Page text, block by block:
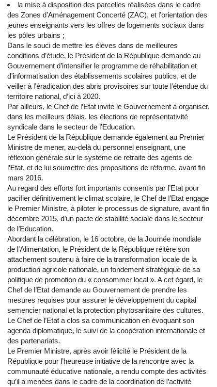
la mise à disposition des parcelles réalisées dans le cadre
des Zones d’Aménagement Concerté (ZAC), et l’orientation des
jeunes enseignants vers les offres de logements sociaux dans
les pôles urbains ;
Dans le souci de mettre les élèves dans de meilleures
conditions d’étude, le Président de la République demande au
Gouvernement d’intensifier le programme de réhabilitation et
d’informatisation des établissements scolaires publics, et de
veiller à l’éradication des abris provisoires sur toute l’étendue du
territoire national, d’ici à 2020.
Par ailleurs, le Chef de l’Etat invite le Gouvernement à organiser,
dans les meilleurs délais, les élections de représentativité
syndicale dans le secteur de l’Education.
Le Président de la République demande également au Premier
Ministre de mener, au-delà du personnel enseignant, une
réflexion générale sur le système de retraite des agents de
l’Etat, et de lui soumettre des propositions de réforme, avant fin
mars 2016.
Au regard des efforts fort importants consentis par l’Etat pour
pacifier définitivement le climat scolaire, le Chef de l’Etat engage
le Premier Ministre, à piloter le processus de signature, avant fin
décembre 2015, d’un pacte de stabilité sociale dans le secteur
de l’Education.
Abordant la célébration, le 16 octobre, de la Journée mondiale
de l’Alimentation, le Président de la République réitère son
attachement soutenu à faire de la transformation locale de la
production agricole nationale, un fondement stratégique de sa
politique de promotion du « consommer local ». A cet égard, le
Chef de l’Etat demande au Gouvernement de prendre les
mesures requises pour assurer le développement du capital
semencier national et la protection phytosanitaire des cultures.
Le Chef de l’Etat a clos sa communication en évoquant son
agenda diplomatique, le suivi de la coopération internationale et
des partenariats.
Le Premier Ministre, après avoir félicité le Président de la
République pour l’heureuse initiative de la rencontre avec la
communauté éducative nationale, a rendu compte des activités
qu’il a menées dans le cadre de la coordination de l’activité